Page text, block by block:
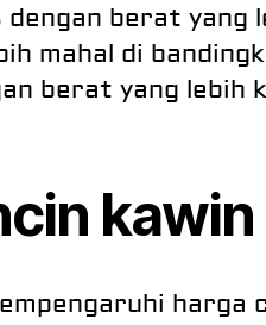
dengan berat yang
mahal di
berat yang lebih
kawin
harga